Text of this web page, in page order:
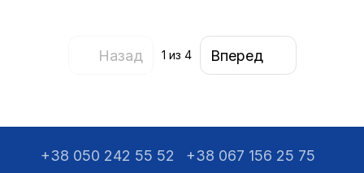
Назад 1 из 4 Вперед
+38 050 242 55 52 +38 067 156 25 75